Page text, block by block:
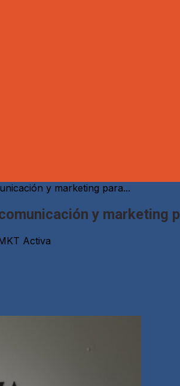
y marketing para...
y marketing
Activa